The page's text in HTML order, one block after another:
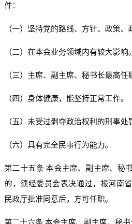
件：
（一）坚持党的路线、方针、政策、
（二）在本会业务领域内有较大影响
（三）主席、副主席、秘书长最高任
（四）身体健康，能坚持正常工作。
（五）未受过剥夺政治权利的刑事处
（六）具有完全民事行为能力。
第二十五条 本会主席、副主席、秘
的，须经委员会表决通过，报河南
民政厅批准同意后，方可任职。
第二十六条 本会主席、副主席、秘